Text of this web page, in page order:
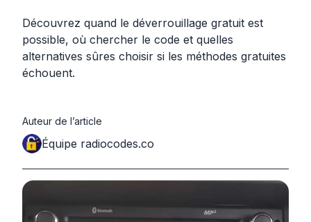
Découvrez quand le déverrouillage gratuit est
possible, où chercher le code et quelles
alternatives sûres choisir si les méthodes gratuites
échouent.
Auteur de l’article
Équipe radiocodes.co